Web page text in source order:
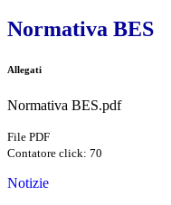
Normativa BES
Allegati
Normativa BES.pdf
File PDF
Contatore click: 70
Notizie